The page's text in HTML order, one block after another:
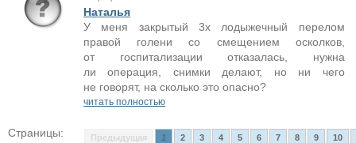
Наталья
У меня закрытый 3х лодыжечный перелом
правой голени со смещением осколков,
от госпитализации отказалась, нужна
ли операция, снимки делают, но ни чего
не говорят, на сколько это опасно?
читать полностью
Страницы: Предыдущая 1 2 3 4 5 6 7 8 9 10